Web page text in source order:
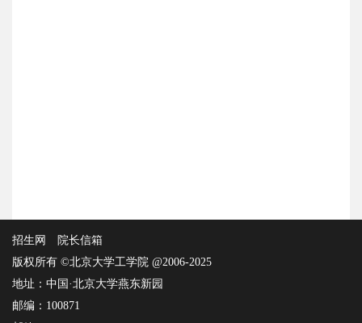
招生网
院长信箱
版权所有 ©北京大学工学院 @2006-2025
地址：中国·北京大学燕东新园
邮编：100871